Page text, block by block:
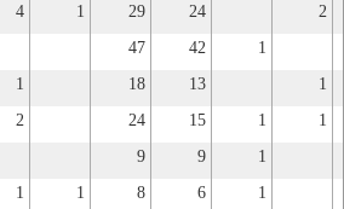
4 1 29 24
2
47 42
1
1 18 13
1
2 24 15 1
1
9 9
1
1 1 8 6
1